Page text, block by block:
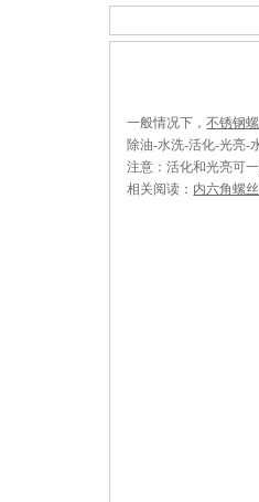
一般情况下，不锈钢
除油-水洗-活化-光亮-
注意：活化和光亮可
相关阅读： 内六角螺